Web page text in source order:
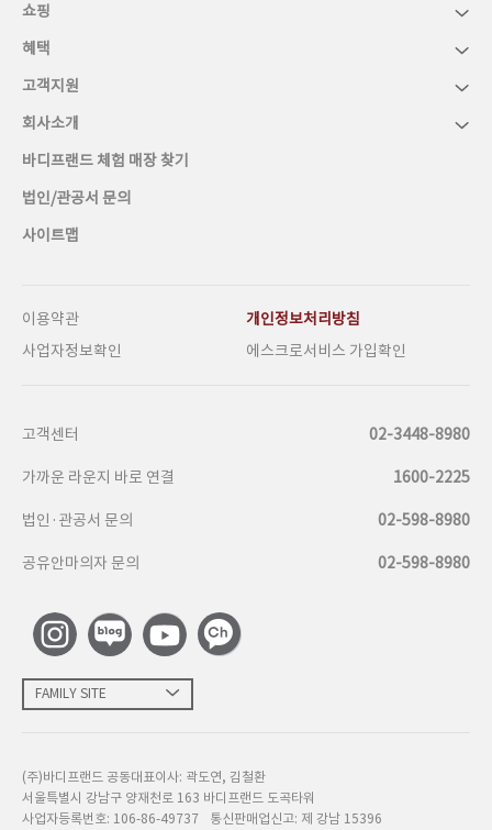
쇼핑
혜택
고객지원
회사소개
바디프랜드 체험 매장 찾기
법인/관공서 문의
사이트맵
이용약관
개인정보처리방침
사업자정보확인
에스크로서비스 가입확인
고객센터 02-3448-8980
가까운 라운지 바로 연결 1600-2225
법인·관공서 문의 02-598-8980
공유안마의자 문의 02-598-8980
FAMILY SITE
(주)바디프랜드 공동대표이사: 곽도연, 김철환
서울특별시 강남구 양재천로 163 바디프랜드 도곡타워
사업자등록번호: 106-86-49737
통신판매업신고: 제 강남 15396